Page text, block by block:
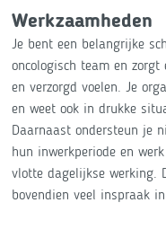
Werkzaamheden
Je bent een belangrijke
oncologisch team en
en verzorgd voelen. Je
en weet ook in drukke
Daarnaast ondersteun je
hun inwerkperiode en
vlotte dagelijkse werking.
bovendien veel inspraak